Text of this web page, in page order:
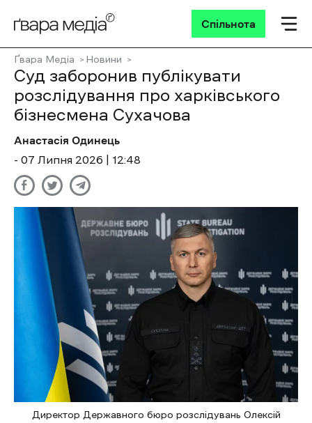
Спільнота
Ґвара Медіа Новини
Суд заборонив публікувати
розслідування про харківського
бізнесмена Сухачова
Анастасія Одинець
- 07 Липня 2026 | 12:48
Директор Державного бюро розслідувань Олексій